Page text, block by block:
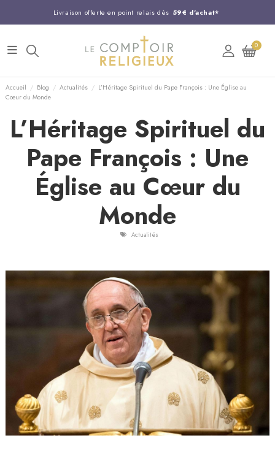
Livraison offerte en point relais dès 59€ d'achat*
Entreprise Française familiale
Support client disponible au 03 20 24 74 15
Commandez avant 14H, expédition le jour même !
0
Accueil Blog Actualités
L’Héritage Spirituel du Pape François : Une Église au
Cœur du Monde
L’Héritage Spirituel du
Pape François : Une
Église au Cœur du
Monde
Actualités